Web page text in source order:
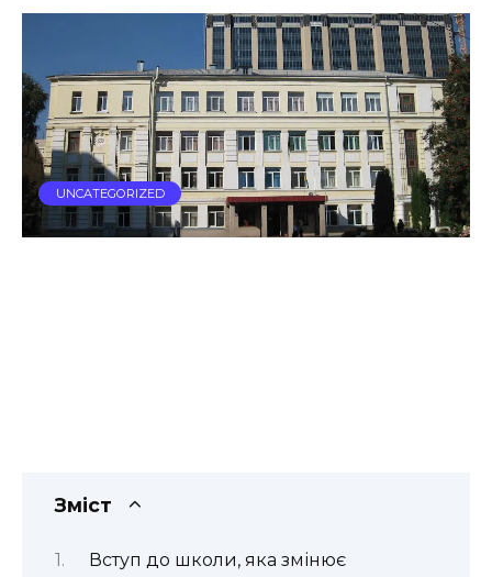
UNCATEGORIZED
Зміст
Вступ до школи, яка змінює